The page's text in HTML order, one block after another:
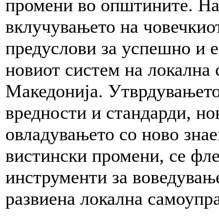
промени во општините.
вклучувањето на
предуслови за успешно и
новиот систем на локална
Македонија.
вредности и стандарди,
овладувањето со ново
вистински промени, се
инструменти за
развиена локална